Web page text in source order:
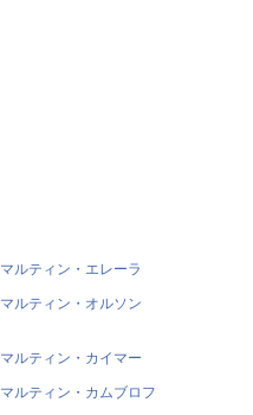
マルティン・エレーラ
マルティン・オルソン
マルティン・カイマー
マルティン・カムブロフ